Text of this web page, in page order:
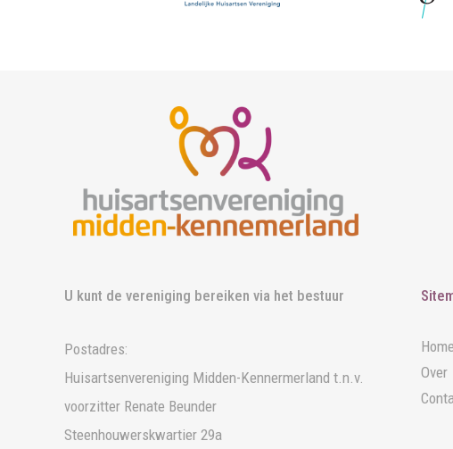
U kunt de vereniging bereiken via het bestuur
Postadres:
Huisartsenvereniging Midden-Kennermerland t.n.v.
voorzitter Renate Beunder
Steenhouwerskwartier 29a
Home
Over